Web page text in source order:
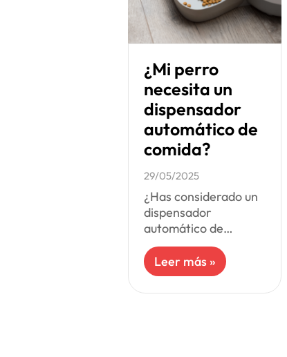
¿Mi perro
necesita un
dispensador
automático de
comida?
29/05/2025
¿Has considerado un
dispensador
automático de
comida para tu
perro? Si estás
buscando una forma
práctica de mantener
Leer más »